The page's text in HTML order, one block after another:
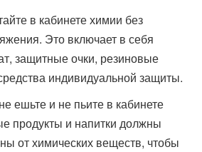
в кабинете химии без
Это включает в себя
защитные очки, резиновые
индивидуальной защиты.
ешьте и не пьите в кабинете
продукты и напитки должны
от химических веществ, чтобы